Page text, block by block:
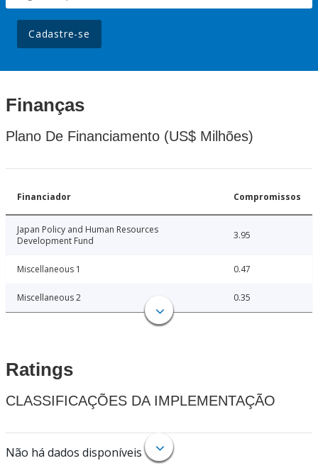
Cadastre-se
Finanças
Plano De Financiamento (US$ Milhões)
Financiador Compromissos
Japan Policy and Human Resources
Development Fund
3.95
Miscellaneous 1 0.47
Miscellaneous 2 0.35
Ratings
CLASSIFICAÇÕES DA IMPLEMENTAÇÃO
Não há dados disponíveis